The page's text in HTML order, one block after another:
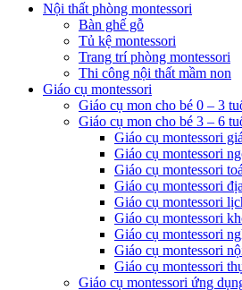
Nội thất phòng montessori
Bàn ghế gỗ
Tủ kệ montessori
Trang trí phòng montessori
Thi công nội thất mầm non
Giáo cụ montessori
Giáo cụ mon cho bé 0 – 3
Giáo cụ mon cho bé 3 – 6
Giáo cụ montessori
Giáo cụ montessori
Giáo cụ montessori
Giáo cụ montessori
Giáo cụ montessori
Giáo cụ montessori
Giáo cụ montessori
Giáo cụ montessori
Giáo cụ montessori
Giáo cụ montessori ứng